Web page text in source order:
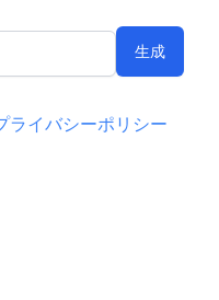
生成
ライバシーポリシー